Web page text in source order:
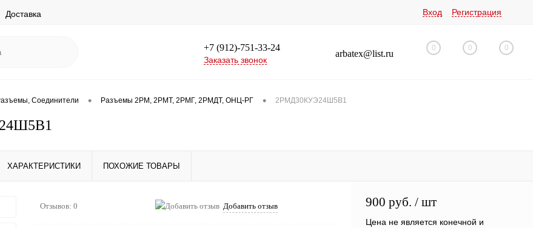
Доставка Вход Регистрация
+7 (912)-751-33-24
Заказать звонок
arbatex@list.ru
0 0 0
Соединители • Разъемы 2РМ, 2РМТ, 2РМГ, 2РМДТ, ОНЦ-РГ • 2РМД30КУЭ24Ш5В1
ХАРАКТЕРИСТИКИ ПОХОЖИЕ ТОВАРЫ
Отзывов: 0 Добавить отзыв 900 руб. / шт
Цена не является конечной и